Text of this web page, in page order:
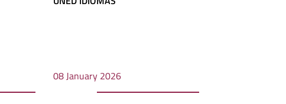
08 January 2026